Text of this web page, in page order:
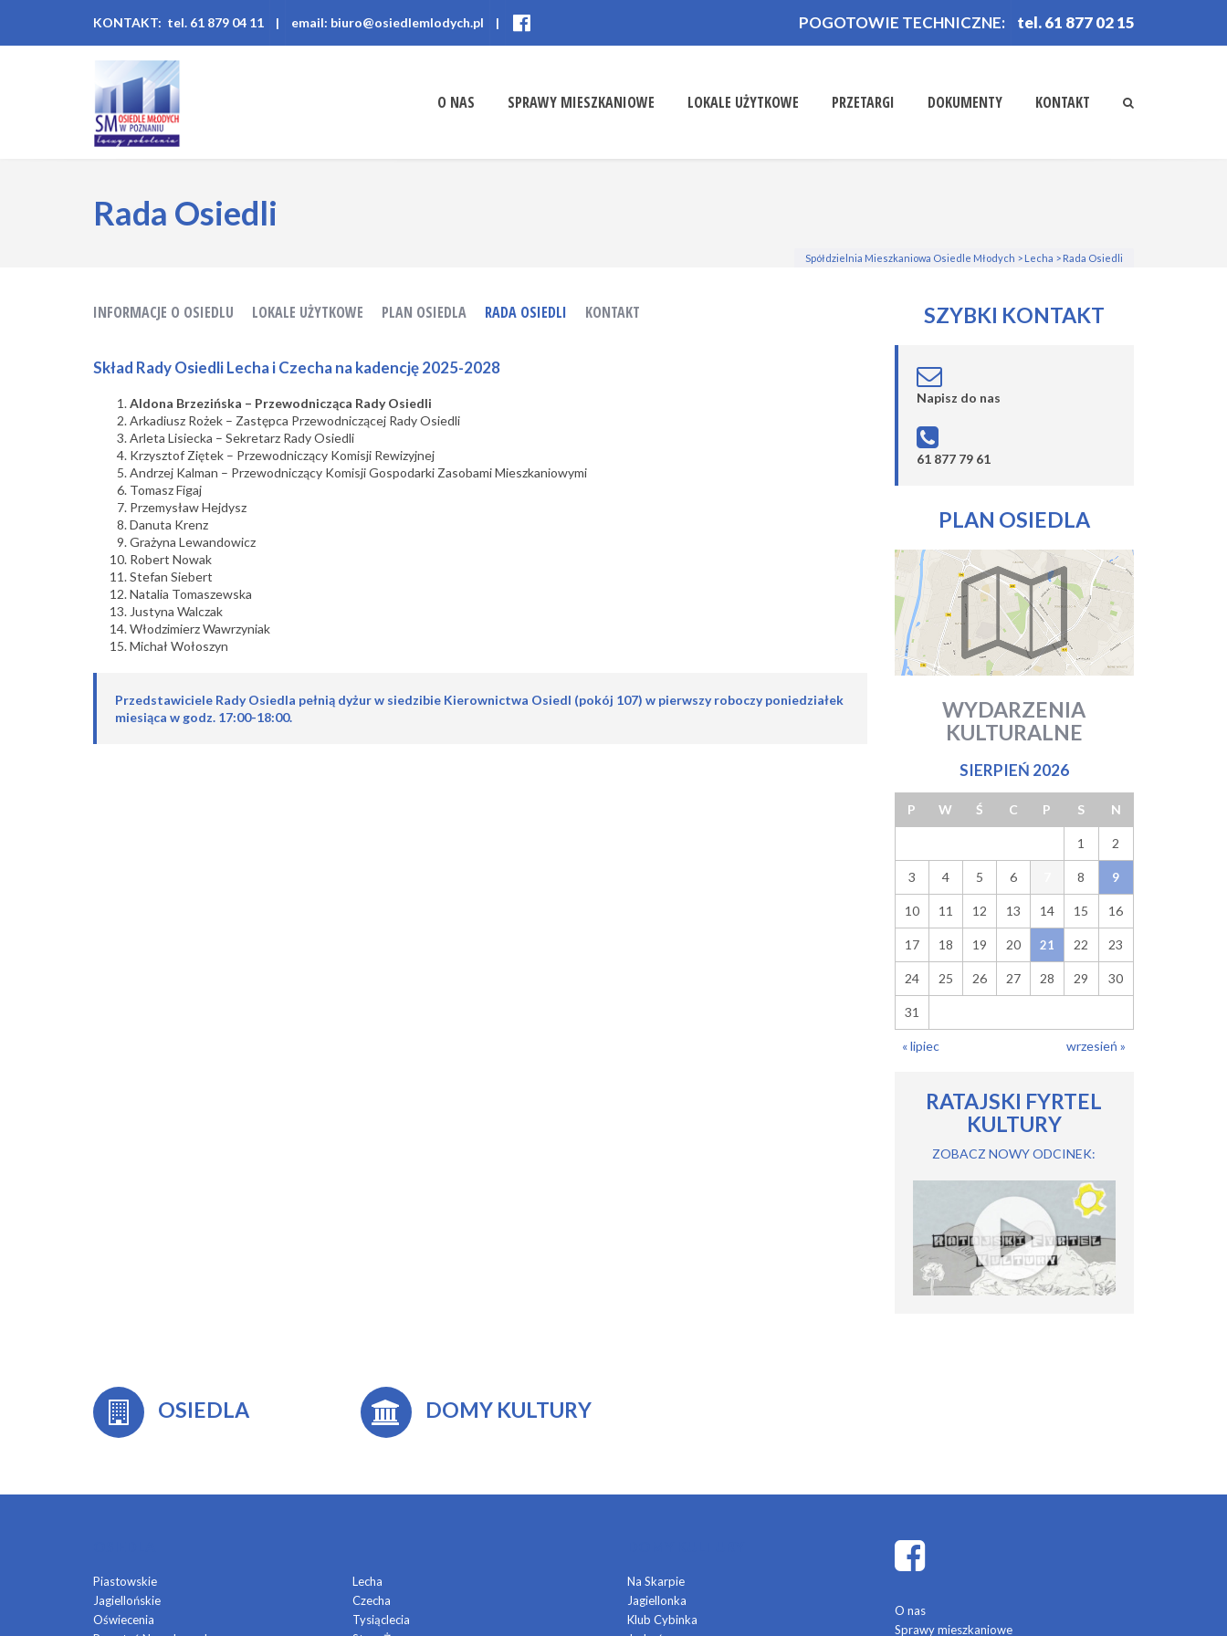
KONTAKT: tel. 61 879 04 11 | email: biuro@osiedlemlodych.pl | POGOTOWIE TECHNICZNE: tel. 61 877 02 15
O NAS SPRAWY MIESZKANIOWE LOKALE UŻYTKOWE PRZETARGI DOKUMENTY KONTAKT
Rada Osiedli
Spółdzielnia Mieszkaniowa Osiedle Młodych > Lecha > Rada Osiedli
INFORMACJE O OSIEDLU LOKALE UŻYTKOWE PLAN OSIEDLA RADA OSIEDLI KONTAKT
Skład Rady Osiedli Lecha i Czecha na kadencję 2025-2028
Aldona Brzezińska – Przewodnicząca Rady Osiedli
Arkadiusz Rożek – Zastępca Przewodniczącej Rady Osiedli
Arleta Lisiecka – Sekretarz Rady Osiedli
Krzysztof Ziętek – Przewodniczący Komisji Rewizyjnej
Andrzej Kalman – Przewodniczący Komisji Gospodarki Zasobami Mieszkaniowymi
Tomasz Figaj
Przemysław Hejdysz
Danuta Krenz
Grażyna Lewandowicz
Robert Nowak
Stefan Siebert
Natalia Tomaszewska
Justyna Walczak
Włodzimierz Wawrzyniak
Michał Wołoszyn
Przedstawiciele Rady Osiedla pełnią dyżur w siedzibie Kierownictwa Osiedl (pokój 107) w pierwszy roboczy poniedziałek
miesiąca w godz. 17:00-18:00.
SZYBKI KONTAKT
Napisz do nas
61 877 79 61
PLAN OSIEDLA
WYDARZENIA
KULTURALNE
SIERPIEŃ 2026
P W Ś C P S N
« lipiec wrzesień »
1 2
3 4 5 6 8 9
10 11 12 13 14 15 16
17 18 19 20 21 22 23
24 25 26 27 28 29 30
31
RATAJSKI FYRTEL
KULTURY
ZOBACZ NOWY ODCINEK:
OSIEDLA DOMY KULTURY
Piastowskie
Jagiellońskie
Oświecenia
Lecha
Czecha
Tysiąclecia
Na Skarpie
Jagiellonka
Klub Cybinka
O nas
Sprawy mieszkaniowe